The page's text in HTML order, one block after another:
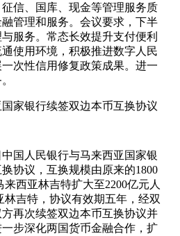
信、国库、现金等管理服务质
管理和服务。会议要求，下半
服务。常态长效提升支付便利
使用环境，积极推进数字人民
次性信用修复政策成果。进一
家银行续签双边本币互换协议
国人民银行与马来西亚国家银
协议，互换规模由原来的1800
来西亚林吉特扩大至2200亿元人
林吉特，协议有效期五年，经双
再次续签双边本币互换协议并
步深化两国货币金融合作，扩